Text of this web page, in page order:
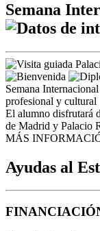
Semana
Semana
profesional y cultural
El alumno disfrutará
de Madrid y Palacio
MÁS
Ayudas al